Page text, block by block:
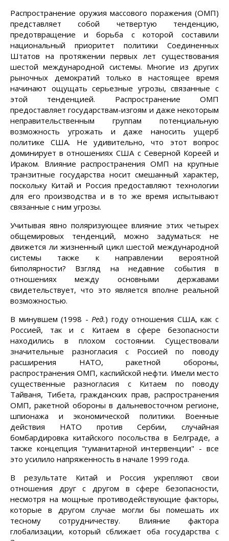
Распространение оружия массового поражения (ОМП)
представляет собой четвертую тенденцию,
предотвращение и борьба с которой составили
национальный приоритет политики Соединенных
Штатов на протяжении первых лет существования
шестой международной системы. Многие из других
рыночных демократий только в настоящее время
начинают ощущать серьезные угрозы, связанные с
этой тенденцией. Распространение ОМП
предоставляет государствам-изгоям и даже некоторым
неправительственным группам потенциальную
возможность угрожать и даже наносить ущерб
политике США. Не удивительно, что этот вопрос
доминирует в отношениях США с Северной Кореей и
Ираком. Влияние распространения ОМП на крупные
транзитные государства носит смешанный характер,
поскольку Китай и Россия предоставляют технологии
для его производства и в то же время испытывают
связанные с ним угрозы.
Учитывая явно поляризующее влияние этих четырех
общемировых тенденций, можно задуматься: не
движется ли жизненный цикл шестой международной
системы также к направлении вероятной
биполярности? Взгляд на недавние события в
отношениях между основными державами
свидетельствует, что это является вполне реальной
возможностью.
В минувшем (1998 -Ред.) году отношения США, как с
Россией, так и с Китаем в сфере безопасности
находились в плохом состоянии. Существовали
значительные разногласия с Россией по поводу
расширения НАТО, ракетной обороны,
распространения ОМП, каспийской нефти. Имели место
существенные разногласия с Китаем по поводу
Тайваня, Тибета, гражданских прав, распространения
ОМП, ракетной обороны в дальневосточном регионе,
шпионажа и экономической политики. Военные
действия НАТО против Сербии, случайная
бомбардировка китайского посольства в Белграде, а
также концепция "гуманитарной интервенции" - все
это усилило напряженность в начале 1999 года.
В результате Китай и Россия укрепляют свои
отношения друг с другом в сфере безопасности,
несмотря на мощные противодействующие факторы,
которые в другом случае могли бы помешать их
тесному сотрудничеству. Влияние фактора
глобализации, который сближает оба государства с